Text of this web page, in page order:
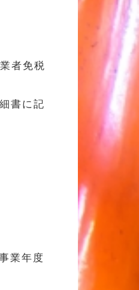
者免税
書に記
業年度